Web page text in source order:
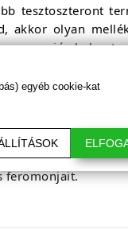
tesztoszteront
akkor olyan
a jó
a dezodor
őrizni, de ne essen
feromonjait.
egyéb cookie-kat